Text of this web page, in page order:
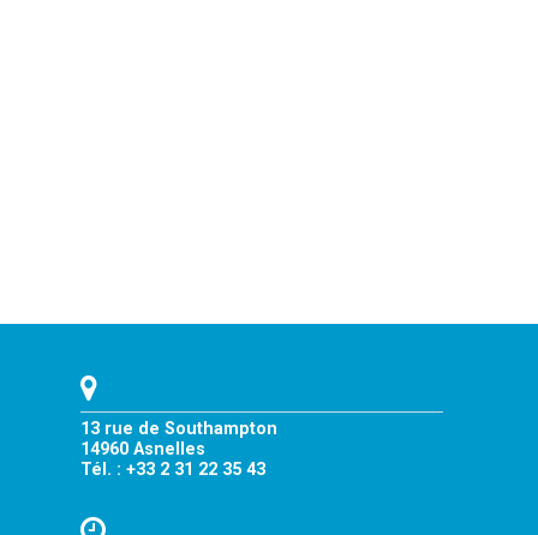
13 rue de Southampton
14960 Asnelles
Tél. : +33 2 31 22 35 43